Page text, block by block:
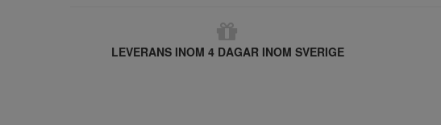
LEVERANS INOM 4 DAGAR INOM SVERIGE